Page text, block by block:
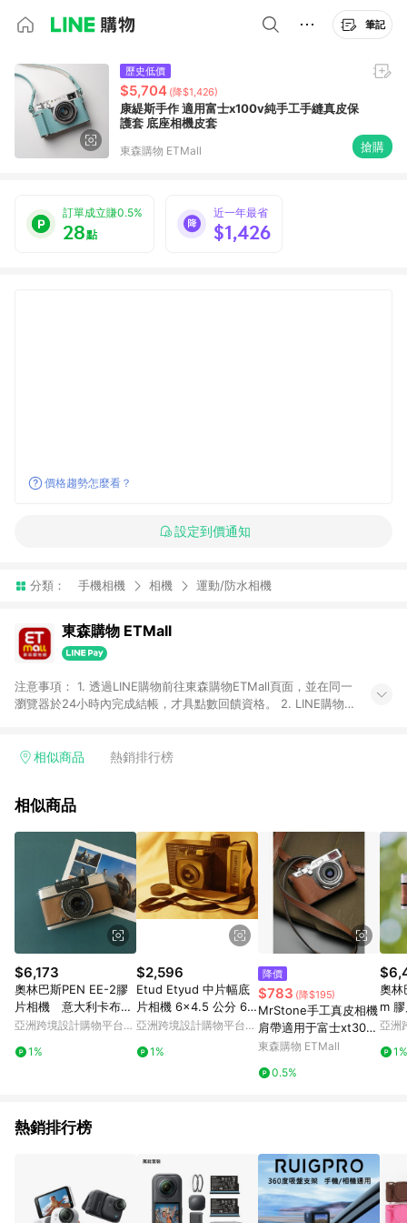
筆記
歷史低價
$5,704 (降$1,426)
康緹斯手作 適用富士x100v純手工手縫真皮保
護套 底座相機皮套
東森購物 ETMall 搶購
訂單成立賺0.5%
28點
近一年最省
$1,426
價格趨勢怎麼看？
設定到價通知
分類： 手機相機 相機 運動/防水相機
東森購物 ETMall
注意事項： 1. 透過LINE購物前往東森購物ETMall頁面，並在同一
瀏覽器於24小時內完成結帳，才具點數回饋資格。 2. LINE購物
單，皆不在點數回饋範圍內。 3. 如購買以下類別商品，將無法獲
球嚴選、商城、專案商品、「草莓網」全館商品。 4. 如取消訂
回饋。 5. 點數回饋會扣除所有折扣優惠後之最終發票金額計算，
實際回饋請依LINE購物通知為主。 6. 訂單如有使用東森購物
ETMall站內之折扣優惠(包含但不限於東森幣、樂透金、東森現金
券等)，不具點數回饋資格。詳細請依東森購物ETMall之結帳頁面
顯示為準。 7. LINE購物設有「單一商品最高回饋點數」機制(特
殊活動時開放「回饋無上限」)，以同一訂單中同一商品不論件數
計算，並依訂單成立時間當下LINE購物所設定的回饋機制為準。
8. LINE購物為購物資訊整合性平台，商品資料更新會有時間差，
如顯示之商品規格、顏色、價位、贈品與東森購物ETMall銷售網
頁不符，以銷售網頁標示為準。 9. 若有贈點爭議，請務必於訂單
日期+180天以內至LINE購物客服洽詢；若超過180天(含)以上進
行申訴，恕無法贈點回饋。 10. 部分點數紅包僅限指定商品使
用，或不適用於無回饋商品。各點數紅包之適用商品與使用條件
相似商品 熱銷排行榜
相似商品
$6,173
奧林巴斯PEN EE-2膠
片相機 意大利卡布奇
諾色皮革
亞洲跨境設計購物平台
1%
$2,596
Etud Etyud 中片幅底
片相機 6x4.5 公分 60
公釐鏡頭單片眼鏡 Bel
亞洲跨境設計購物平台
1%
降價
$783 (降$195)
MrStone手工真皮相機
肩帶適用于富士xt30徠
卡M11 Q相機皮背帶掛
東森購物 ETMall
0.5%
奧林
m
亞洲
1%
熱銷排行榜